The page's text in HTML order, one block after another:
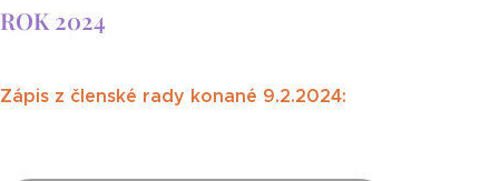
ROK 2024
Zápis z členské rady konané 9.2.2024: